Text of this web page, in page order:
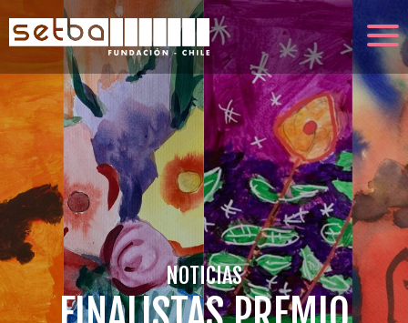
NOTICIAS